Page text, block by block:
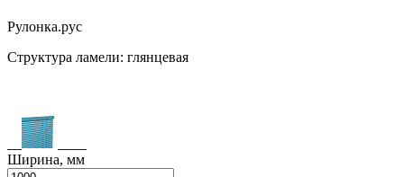
Рулонка.рус
Структура ламели: глянцевая
Ширина, мм